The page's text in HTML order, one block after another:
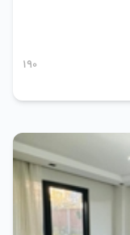
190